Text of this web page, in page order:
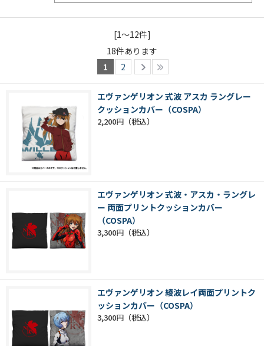
[1～12件]
18件あります
1
2
エヴァンゲリオン 式波 アスカ ラングレー
クッションカバー（COSPA）
2,200円
エヴァンゲリオン 式波・アスカ・ラングレ
ー 両面プリントクッションカバー
（COSPA）
3,300円
エヴァンゲリオン 綾波レイ両面プリントク
ッションカバー（COSPA）
3,300円